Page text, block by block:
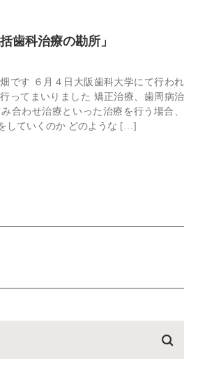
歯科治療の勘所」
です ６月４日大阪歯科大学にて行われ
ってまいりました 矯正治療、歯周病治
合わせ治療といった治療を行う場合、
していくのか どのような […]